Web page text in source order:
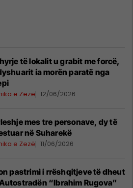
të lokalit u grabit me forcë,
ia morën paratë nga
e Zezë 12/06/2026
mes tre personave, dy të
në Suharekë
e Zezë 11/06/2026
pastrimi i rrëshqitjeve të dheut
“Ibrahim Rugova”